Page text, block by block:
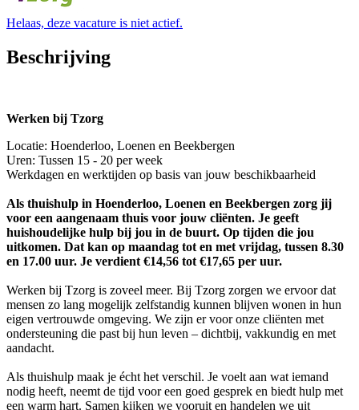
Helaas, deze vacature is niet actief.
Beschrijving
Werken bij Tzorg
Locatie: Hoenderloo, Loenen en Beekbergen
Uren: Tussen 15 - 20 per week
Werkdagen en werktijden op basis van jouw beschikbaarheid
Als thuishulp in Hoenderloo, Loenen en Beekbergen zorg jij
voor een aangenaam thuis voor jouw cliënten. Je geeft
huishoudelijke hulp bij jou in de buurt. Op tijden die jou
uitkomen. Dat kan op maandag tot en met vrijdag, tussen 8.30
en 17.00 uur. Je verdient €14,56 tot €17,65 per uur.
Werken bij Tzorg is zoveel meer. Bij Tzorg zorgen we ervoor dat
mensen zo lang mogelijk zelfstandig kunnen blijven wonen in hun
eigen vertrouwde omgeving. We zijn er voor onze cliënten met
ondersteuning die past bij hun leven – dichtbij, vakkundig en met
aandacht.
Als thuishulp maak je écht het verschil. Je voelt aan wat iemand
nodig heeft, neemt de tijd voor een goed gesprek en biedt hulp met
een warm hart. Samen kijken we vooruit en handelen we uit